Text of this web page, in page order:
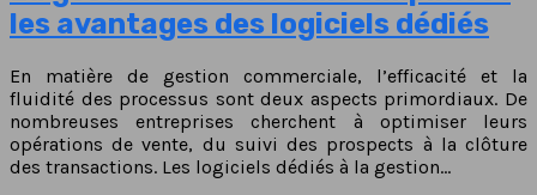
les avantages des logiciels dédiés
En matière de gestion commerciale, l’efficacité et la
fluidité des processus sont deux aspects primordiaux. De
nombreuses entreprises cherchent à optimiser leurs
opérations de vente, du suivi des prospects à la clôture
des transactions. Les logiciels dédiés à la gestion…